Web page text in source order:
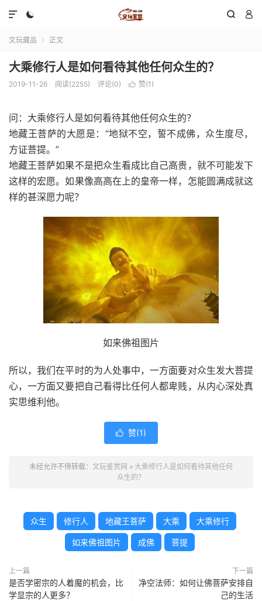
  

文玩藏品  正文
大乘修行人是如何看待其他任何众生的？
2019-11-26 阅读(2255) 评论(0)  赞(1 )
问：大乘修行人是如何看待其他任何众生的？
地藏王菩萨的大愿是：“地狱不空，誓不成佛，众生度尽，
方证菩提。”
地藏王菩萨如果不是把众生看成比自己高贵，就不可能发下
这样的宏愿。如果像高高在上的皇帝一样，怎能圆满成就这
样的甚深愿力呢？
如来佛祖图片
所以，我们在平时的为人处事中，一方面要对众生发大菩提
心，一方面又要把自己看得比任何人都卑贱，从内心深处真
实思维利他。
 赞(1)
未经允许不得转载： 文玩鉴赏网 » 大乘修行人是如何看待其他任何
众生的？
众生 修行人 地藏王菩萨 大乘 大乘修行
如来佛祖图片 成佛 菩提
上一篇
是否学密宗的人着魔的机会，比
学显宗的人更多？
下一篇
净空法师：如何让佛菩萨安排自
己的生活